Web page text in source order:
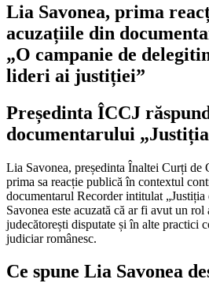
Lia Savonea, prima
acuzațiile din
„O campanie de
lideri ai justiției”
Președinta ÎCCJ
documentarului
Lia Savonea, președinta Înaltei Curți de
prima sa reacție publică în contextul
documentarul Recorder intitulat
Savonea este acuzată că ar fi avut un
judecătorești disputate și în alte practici
judiciar românesc.
Ce spune Lia Savonea